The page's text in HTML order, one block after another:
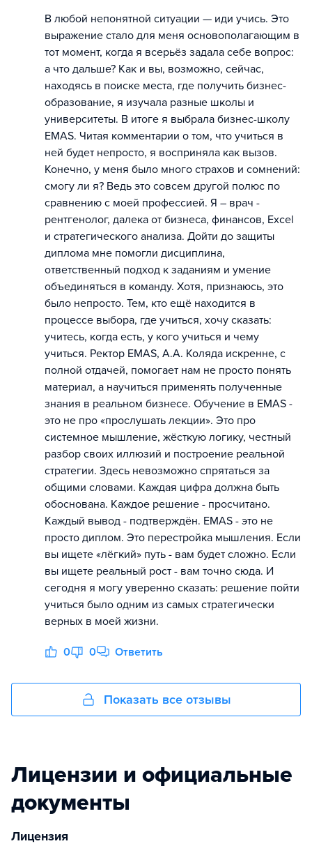
В любой непонятной ситуации — иди учись. Это
выражение стало для меня основополагающим в
тот момент, когда я всерьёз задала себе вопрос:
а что дальше? Как и вы, возможно, сейчас,
находясь в поиске места, где получить бизнес-
образование, я изучала разные школы и
университеты. В итоге я выбрала бизнес-школу
EMAS. Читая комментарии о том, что учиться в
ней будет непросто, я восприняла как вызов.
Конечно, у меня было много страхов и сомнений:
смогу ли я? Ведь это совсем другой полюс по
сравнению с моей профессией. Я – врач -
рентгенолог, далека от бизнеса, финансов, Excel
и стратегического анализа. Дойти до защиты
диплома мне помогли дисциплина,
ответственный подход к заданиям и умение
объединяться в команду. Хотя, признаюсь, это
было непросто. Тем, кто ещё находится в
процессе выбора, где учиться, хочу сказать:
учитесь, когда есть, у кого учиться и чему
учиться. Ректор EMAS, А.А. Коляда искренне, с
полной отдачей, помогает нам не просто понять
материал, а научиться применять полученные
знания в реальном бизнесе. Обучение в EMAS -
это не про «прослушать лекции». Это про
системное мышление, жёсткую логику, честный
разбор своих иллюзий и построение реальной
стратегии. Здесь невозможно спрятаться за
общими словами. Каждая цифра должна быть
обоснована. Каждое решение - просчитано.
Каждый вывод - подтверждён. EMAS - это не
просто диплом. Это перестройка мышления. Если
вы ищете «лёгкий» путь - вам будет сложно. Если
вы ищете реальный рост - вам точно сюда. И
сегодня я могу уверенно сказать: решение пойти
учиться было одним из самых стратегически
верных в моей жизни.
0 0 Ответить
Показать все отзывы
Лицензии и официальные
документы
Лицензия